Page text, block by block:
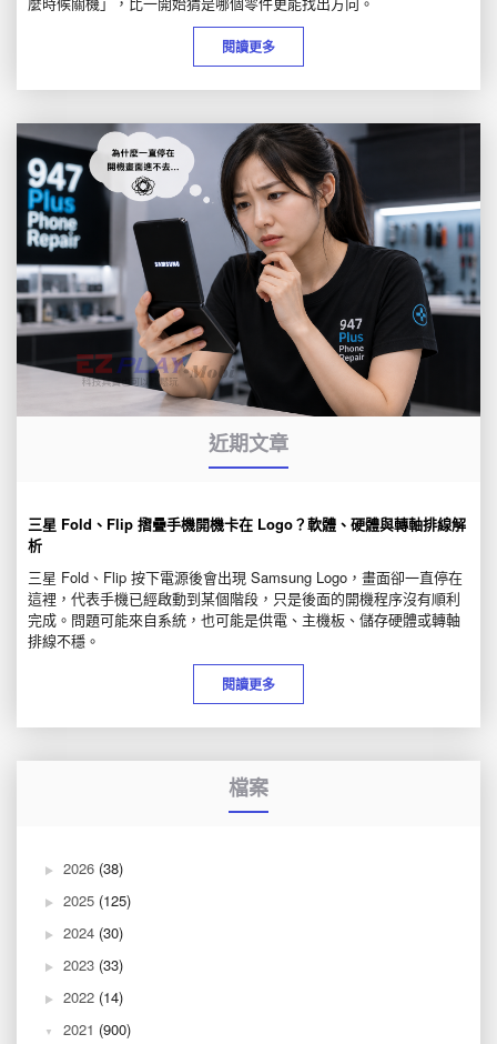
閱讀更多
近期文章
三星 Fold、Flip 摺疊手機開機卡在 Logo？軟體、硬體與轉軸排線解
析
三星 Fold、Flip 按下電源後會出現 Samsung Logo，畫面卻一直停在
這裡，代表手機已經啟動到某個階段，只是後面的開機程序沒有順利
完成。問題可能來自系統，也可能是供電、主機板、儲存硬體或轉軸
排線不穩。
閱讀更多
檔案
2026 (38)
2025 (125)
2024 (30)
2023 (33)
2022 (14)
2021 (900)